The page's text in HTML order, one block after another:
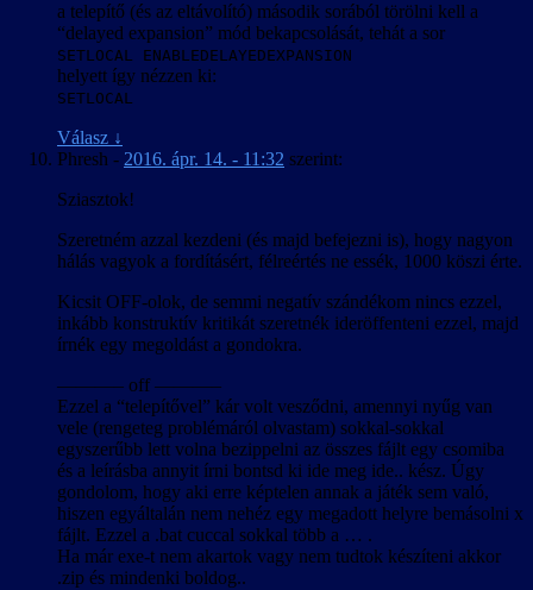
a telepítő (és az eltávolító) második sorából törölni kell a
“delayed expansion” mód bekapcsolását, tehát a sor
SETLOCAL ENABLEDELAYEDEXPANSION
helyett így nézzen ki:
SETLOCAL
Válasz ↓
Phresh - 2016. ápr. 14. - 11:32 szerint:
Sziasztok!
Szeretném azzal kezdeni (és majd befejezni is), hogy nagyon
hálás vagyok a fordításért, félreértés ne essék, 1000 köszi érte.
Kicsit OFF-olok, de semmi negatív szándékom nincs ezzel,
inkább konstruktív kritikát szeretnék ideröffenteni ezzel, majd
írnék egy megoldást a gondokra.
———– off ———–
Ezzel a “telepítővel” kár volt vesződni, amennyi nyűg van
vele (rengeteg problémáról olvastam) sokkal-sokkal
egyszerűbb lett volna bezippelni az összes fájlt egy csomiba
és a leírásba annyit írni bontsd ki ide meg ide.. kész. Úgy
gondolom, hogy aki erre képtelen annak a játék sem való,
hiszen egyáltalán nem nehéz egy megadott helyre bemásolni x
fájlt. Ezzel a .bat cuccal sokkal több a … .
Ha már exe-t nem akartok vagy nem tudtok készíteni akkor
.zip és mindenki boldog..